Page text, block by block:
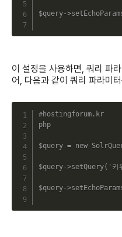
$query->
이 설정을 사용하면, 쿼리 파
어, 다음과 같이 쿼리 파라미
#hostingforum.kr
php
$query = new
$query->setQuery( '키
$query->